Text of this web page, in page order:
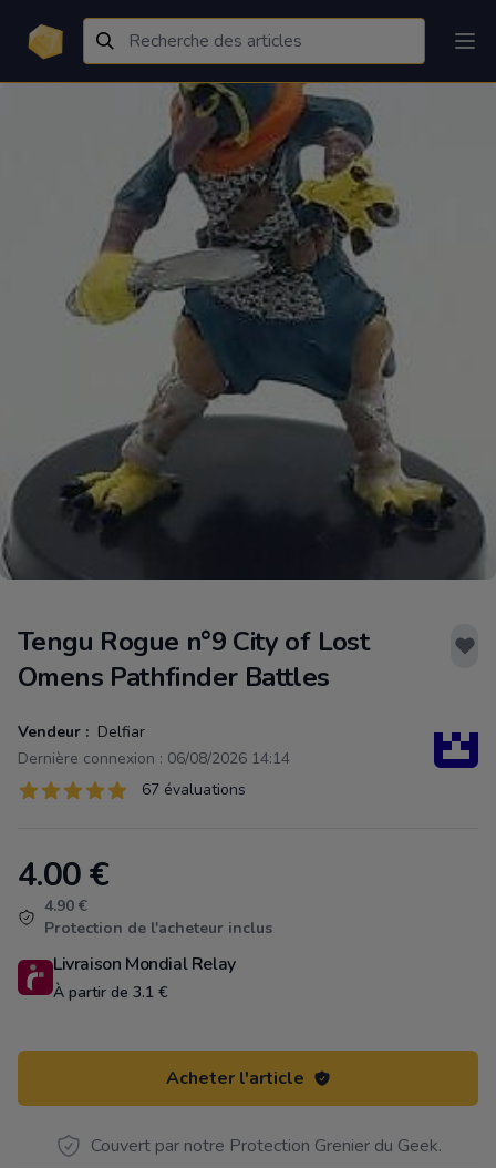
Tengu Rogue n°9 City of Lost
Omens Pathfinder Battles
Vendeur : Delfiar
Dernière connexion : 06/08/2026 14:14
Évaluations
67 sur 5 étoiles 67 évaluations
Product information
4.00€
4.90 €
Protection de l'acheteur inclus
Livraison Mondial Relay
À partir de 3.1 €
Acheter l'article
Couvert par notre Protection Grenier du Geek.